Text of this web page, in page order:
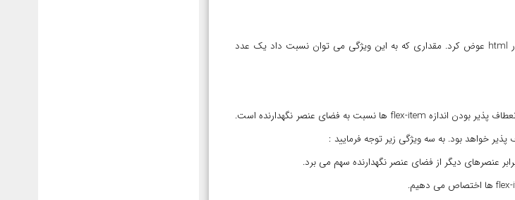
ویژگی order که به وسیله آن می توان ترتیب نمایش flex-item را بدون تغییر در ساختار html عوض کرد. مقداری که به این ویژگی می توان نسبت داد یک عدد
یکی از اصلی ترین و ارزشمندترین امکاناتی که flexbox در اختیار ما قرار می دهد قابلیت انعطاف پذیر بودن اندازه flex-item ها نسبت به فضای عنصر نگهدارنده است.